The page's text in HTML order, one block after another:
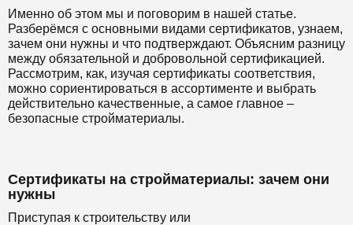
Именно об этом мы и поговорим в нашей статье.
Разберёмся с основными видами сертификатов, узнаем,
зачем они нужны и что подтверждают. Объясним разницу
между обязательной и добровольной сертификацией.
Рассмотрим, как, изучая сертификаты соответствия,
можно сориентироваться в ассортименте и выбрать
действительно качественные, а самое главное –
безопасные стройматериалы.
Сертификаты на стройматериалы: зачем они
нужны
Приступая к строительству или